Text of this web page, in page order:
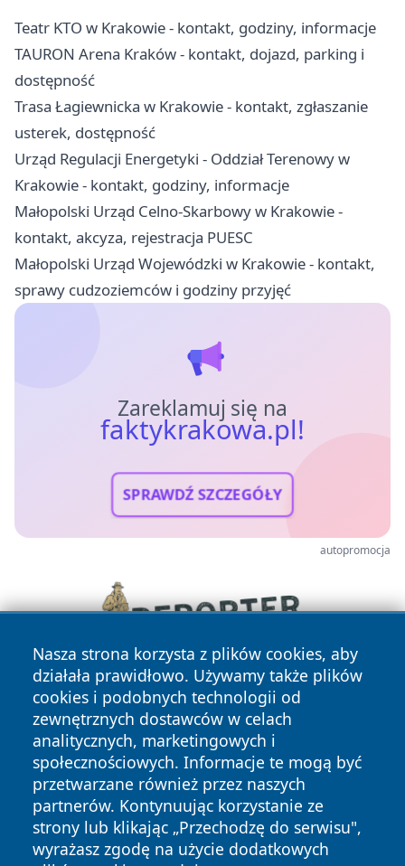
Teatr KTO w Krakowie - kontakt, godziny, informacje
TAURON Arena Kraków - kontakt, dojazd, parking i
dostępność
Trasa Łagiewnicka w Krakowie - kontakt, zgłaszanie
usterek, dostępność
Urząd Regulacji Energetyki - Oddział Terenowy w
Krakowie - kontakt, godziny, informacje
Małopolski Urząd Celno-Skarbowy w Krakowie -
kontakt, akcyza, rejestracja PUESC
Małopolski Urząd Wojewódzki w Krakowie - kontakt,
sprawy cudzoziemców i godziny przyjęć
Zareklamuj się na
faktykrakowa.pl!
SPRAWDŹ SZCZEGÓŁY
autopromocja
Nasza strona korzysta z plików cookies, aby
działała prawidłowo. Używamy także plików
cookies i podobnych technologii od
zewnętrznych dostawców w celach
analitycznych, marketingowych i
społecznościowych. Informacje te mogą być
przetwarzane również przez naszych
partnerów. Kontynuując korzystanie ze
strony lub klikając „Przechodzę do serwisu",
wyrażasz zgodę na użycie dodatkowych
Copyright © 2026 faktykrakowa.pl Wszystkie prawa
zastrzeżone.